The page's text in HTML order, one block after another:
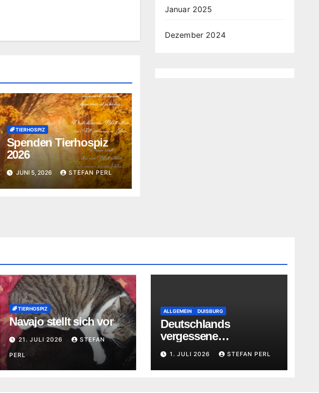
🌈 TIERHOSPIZ
Spenden Tierhospiz
2026
JUNI 5, 2026 STEFAN PERL
Januar 2025
Dezember 2024
🌈 TIERHOSPIZ
Navajo stellt sich vor
21. JULI 2026 STEFAN
PERL
ALLGEMEIN DUISBURG
Deutschlands
vergessene
Straßenkatzen
1. JULI 2026 STEFAN PERL